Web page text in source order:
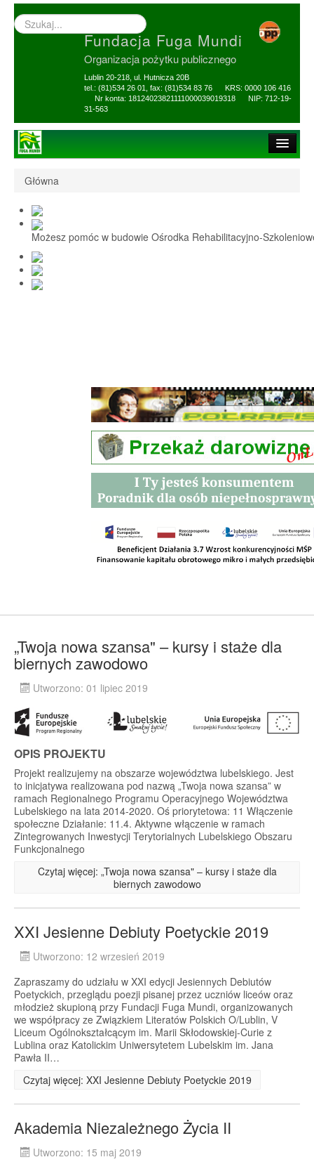
Wyszukiwarka
–
Fundacja Fuga Mundi
Organizacja pożytku publicznego
Lublin 20-218, ul. Hutnicza 20B
tel.: (81)534 26 01, fax: (81)534 83 76 KRS: 0000 106 416
Nr konta: 18124023821111000039019318 NIP: 712-19-
31-563
1,5% i darowizny
Nasi Beneficjenci
Ośrodek Reh-Szkol
Sprawozdania
Główna
Możesz pomóc w budowie Ośrodka Rehabilitacyjno-
„Twoja nowa szansa" – kursy i staże dla
biernych zawodowo
Utworzono: 01 lipiec 2019
OPIS PROJEKTU
Projekt realizujemy na obszarze województwa lubelskiego. Jest
to inicjatywa realizowana pod nazwą „Twoja nowa szansa” w
ramach Regionalnego Programu Operacyjnego Województwa
Lubelskiego na lata 2014-2020. Oś priorytetowa: 11 Włączenie
społeczne Działanie: 11.4. Aktywne włączenie w ramach
Zintegrowanych Inwestycji Terytorialnych Lubelskiego Obszaru
Funkcjonalnego
Czytaj więcej: „Twoja nowa szansa" – kursy i staże dla
biernych zawodowo
XXI Jesienne Debiuty Poetyckie 2019
Utworzono: 12 wrzesień 2019
Zapraszamy do udziału w XXI edycji Jesiennych Debiutów
Poetyckich, przeglądu poezji pisanej przez uczniów liceów oraz
młodzież skupioną przy Fundacji Fuga Mundi, organizowanych
we współpracy ze Związkiem Literatów Polskich O/Lublin, V
Liceum Ogólnokształcącym im. Marii Skłodowskiej-Curie z
Lublina oraz Katolickim Uniwersytetem Lubelskim im. Jana
Pawła II…
Czytaj więcej: XXI Jesienne Debiuty Poetyckie 2019
Akademia Niezależnego Życia II
Utworzono: 15 maj 2019